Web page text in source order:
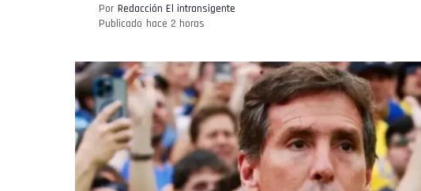
Por Redacción El intransigente
Publicado hace 2 horas